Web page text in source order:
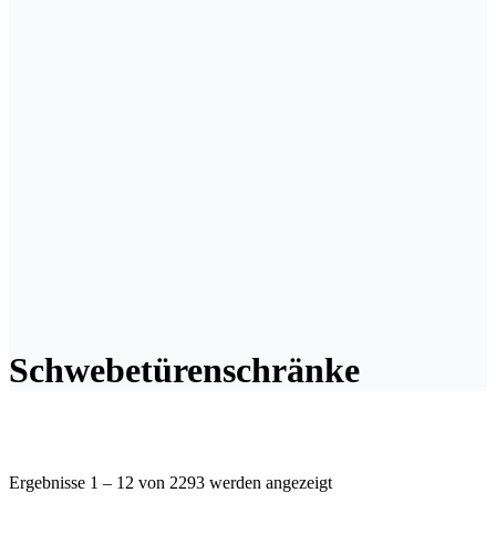
Schwebetürenschränke
Ergebnisse 1 – 12 von 2293 werden angezeigt